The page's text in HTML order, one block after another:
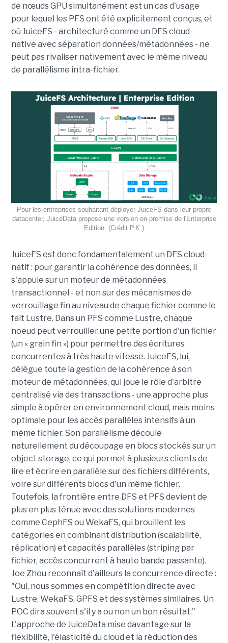
de nœuds GPU simultanément est un cas d'usage
pour lequel les PFS ont été explicitement conçus, et
où JuiceFS - architecturé comme un DFS cloud-
native avec séparation données/métadonnées - ne
peut pas rivaliser nativement avec le même niveau
de parallélisme intra-fichier.
Pour les entreprises souhaitant déployer JuiceFS dans leur propre
datacenter, JuiceData propose une version on-premise de l'Enterprise
Edition. (Crédit P.K.)
JuiceFS est donc fondamentalement un DFS cloud-
natif : pour garantir la cohérence des données, il
s'appuie sur un moteur de métadonnées
transactionnel - et non sur des mécanismes de
verrouillage fin au niveau de chaque fichier comme le
fait Lustre. Dans un PFS comme Lustre, chaque
noeud peut verrouiller une petite portion d'un fichier
(un « grain fin ») pour permettre des écritures
concurrentes à très haute vitesse. JuiceFS, lui,
délègue toute la gestion de la cohérence à son
moteur de métadonnées, qui joue le rôle d'arbitre
centralisé via des transactions - une approche plus
simple à opérer en environnement cloud, mais moins
optimale pour les accès parallèles intensifs à un
même fichier. Son parallélisme découle
naturellement du découpage en blocs stockés sur un
object storage, ce qui permet à plusieurs clients de
lire et écrire en parallèle sur des fichiers différents,
voire sur différents blocs d'un même fichier.
Toutefois, la frontière entre DFS et PFS devient de
plus en plus ténue avec des solutions modernes
comme CephFS ou WekaFS, qui brouillent les
catégories en combinant distribution (scalabilité,
réplication) et capacités parallèles (striping par
fichier, accès concurrent à haute bande passante).
Joe Zhou reconnaît d'ailleurs la concurrence directe :
"Oui, nous sommes en compétition directe avec
Lustre, WekaFS, GPFS et des systèmes similaires. Un
POC dira souvent s'il y a ou non un bon résultat."
L'approche de JuiceData mise davantage sur la
flexibilité, l'élasticité du cloud et la réduction des